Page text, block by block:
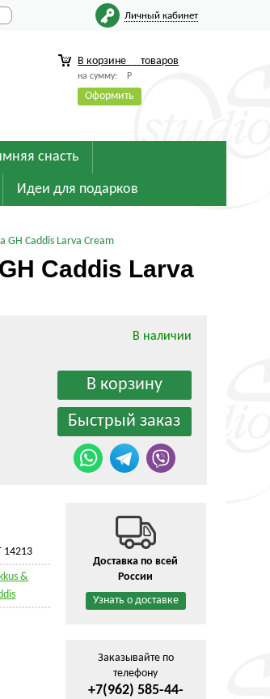
Личный кабинет
В корзине товаров
на сумму: Р
Оформить
снасть
Идеи для подарков
Caddis Larva Cream
Caddis Larva
В наличии
14213
&
Доставка по всей
России
Узнать о доставке
Заказывайте по
телефону
+7(962) 585-44-